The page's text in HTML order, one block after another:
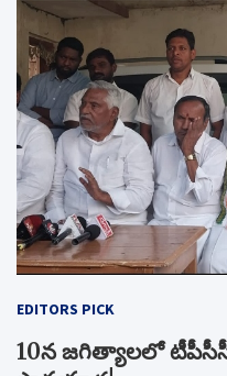
EDITORS PICK
10న జగిత్యాలలో టీపీసీసీ